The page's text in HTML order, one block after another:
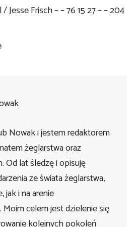
Jesse Frisch – – 76 15 27 – – 204
Nowak i jestem redaktorem
żeglarstwa oraz
Od lat śledzę i opisuję
ze świata żeglarstwa,
jak i na arenie
celem jest dzielenie się
kolejnych pokoleń